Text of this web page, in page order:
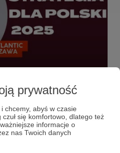
prywatność
chcemy, abyś w czasie
czuł się komfortowo, dlatego też
informacje o
nas Twoich danych
dla Polski
Kino Atlantic
Dowiesz się osobiście
i reszty zespołu
sobotę 18.01 o godz 15!